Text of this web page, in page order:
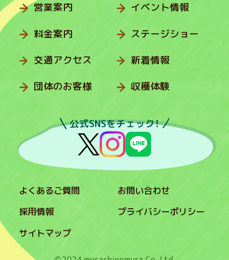
営業案内
料金案内
交通アクセス
団体のお客様
イベント情報
ステージショー
新着情報
収穫体験
公式SNSをチェック！
よくあるご質問
お問い合わせ
採用情報
プライバシーポリシー
サイトマップ